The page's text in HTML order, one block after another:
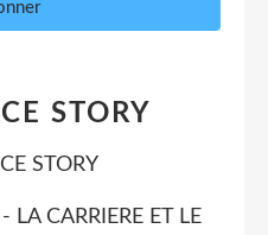
STORY
LA CARRIERE ET LE